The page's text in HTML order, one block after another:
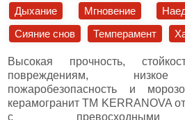
Дыхание
Мгновение
Сияние снов
Темперамент
Высокая прочность,
повреждениям, низкое
пожаробезопасность и
керамогранит ТМ KERRANOVA
с превосходными